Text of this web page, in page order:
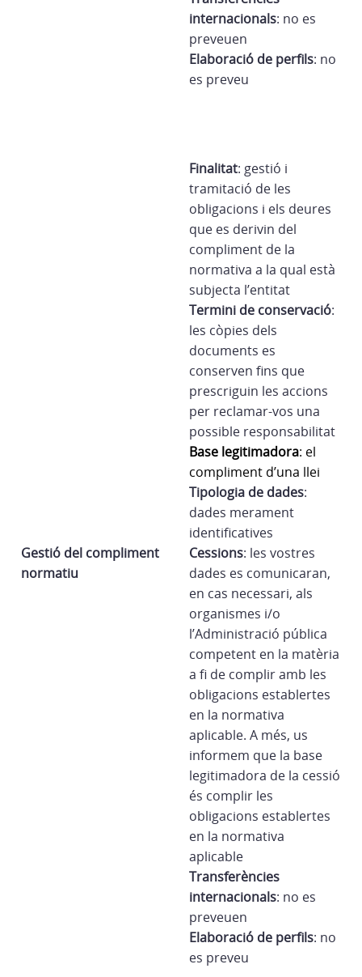
internacionals: no es
preveuen
Elaboració de perfils: no
es preveu
Gestió del compliment
normatiu
Finalitat: gestió i
tramitació de les
obligacions i els deures
que es derivin del
compliment de la
normativa a la qual està
subjecta l’entitat
Termini de conservació:
les còpies dels
documents es
conserven fins que
prescriguin les accions
per reclamar-vos una
possible responsabilitat
Base legitimadora: el
compliment d’una llei
Tipologia de dades:
dades merament
identificatives
Cessions: les vostres
dades es comunicaran,
en cas necessari, als
organismes i/o
l’Administració pública
competent en la matèria
a fi de complir amb les
obligacions establertes
en la normativa
aplicable. A més, us
informem que la base
legitimadora de la cessió
és complir les
obligacions establertes
en la normativa
aplicable
Transferències
internacionals: no es
preveuen
Elaboració de perfils: no
es preveu